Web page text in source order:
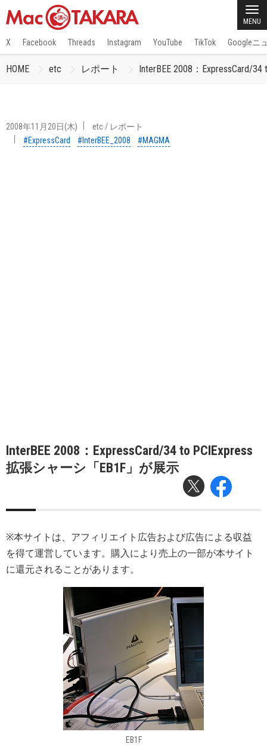
MENU
X Facebook Threads Instagram YouTube TikTok Googleニ
HOME etc レポート InterBEE 2008：ExpressCard/
2008年11月20日(木) etc/ レポート
#ExpressCard
#InterBEE_2008 #MAGMA
InterBEE 2008：ExpressCard/34 to PCIExpress
拡張シャーシ「EB1F」が展示
※本サイトは、アフィリエイト広告および広告による収益
を得て運営しています。購入により売上の一部が本サイト
に還元されることがあります。
EB1F